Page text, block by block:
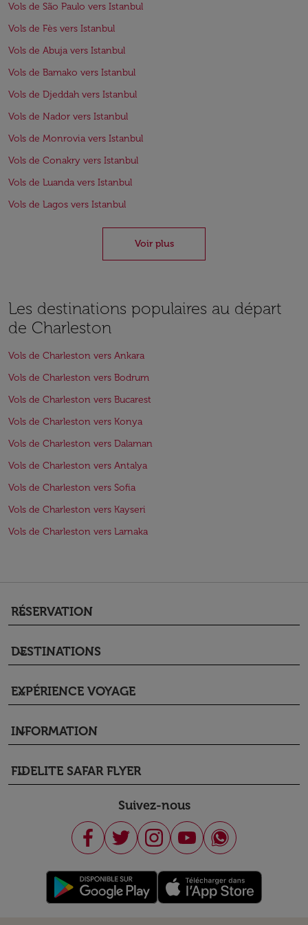
Vols de São Paulo vers Istanbul
Vols de Fès vers Istanbul
Vols de Abuja vers Istanbul
Vols de Bamako vers Istanbul
Vols de Djeddah vers Istanbul
Vols de Nador vers Istanbul
Vols de Monrovia vers Istanbul
Vols de Conakry vers Istanbul
Vols de Luanda vers Istanbul
Vols de Lagos vers Istanbul
Voir plus
Les destinations populaires au départ
de Charleston
Vols de Charleston vers Ankara
Vols de Charleston vers Bodrum
Vols de Charleston vers Bucarest
Vols de Charleston vers Konya
Vols de Charleston vers Dalaman
Vols de Charleston vers Antalya
Vols de Charleston vers Sofia
Vols de Charleston vers Kayseri
Vols de Charleston vers Larnaka
RÉSERVATION
keyboard_arrow_down
DESTINATIONS
keyboard_arrow_down
EXPÉRIENCE VOYAGE
keyboard_arrow_down
INFORMATION
keyboard_arrow_down
FIDELITE SAFAR FLYER
keyboard_arrow_down
Suivez-nous